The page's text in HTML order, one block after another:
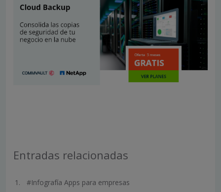
Entradas relacionadas
#Infografía Apps para empresas